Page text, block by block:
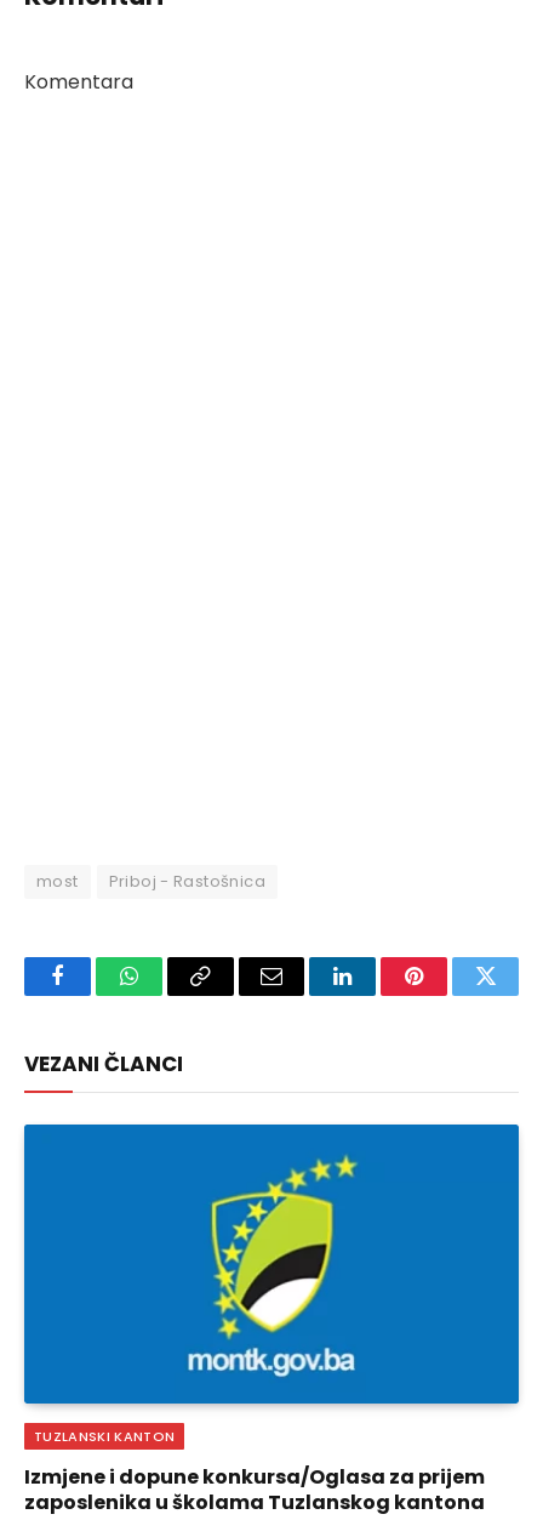
Komentara
most Priboj - Rastošnica
FacebookWhatsAppCopy
Email LinkedInPinterest
VEZANI ČLANCI
TUZLANSKI KANTON
Izmjene i dopune konkursa/Oglasa za prijem
zaposlenika u školama Tuzlanskog kantona